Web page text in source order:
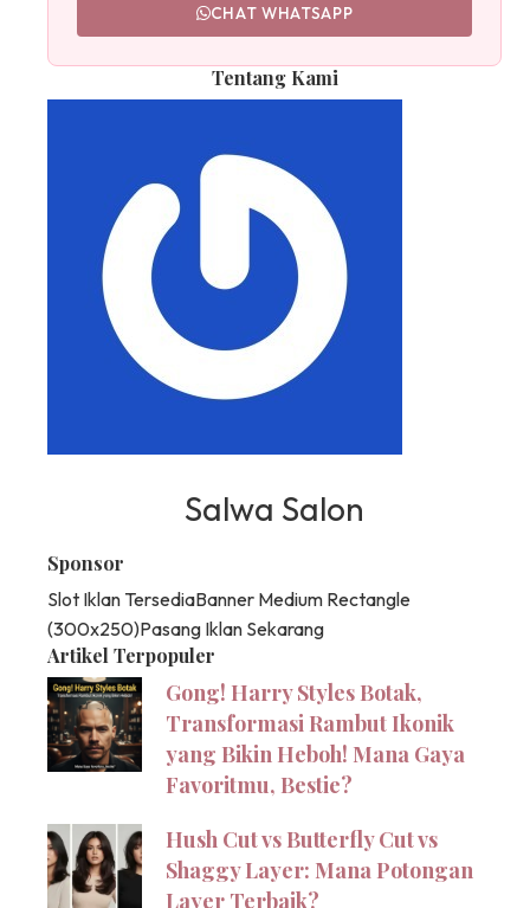
CHAT WHATSAPP
Tentang Kami
Salwa Salon
Sponsor
Slot Iklan TersediaBanner Medium Rectangle
(300x250)Pasang Iklan Sekarang
Artikel Terpopuler
Gong! Harry Styles Botak,
Transformasi Rambut Ikonik
yang Bikin Heboh! Mana Gaya
Favoritmu, Bestie?
Hush Cut vs Butterfly Cut vs
Shaggy Layer: Mana Potongan
Layer Terbaik?